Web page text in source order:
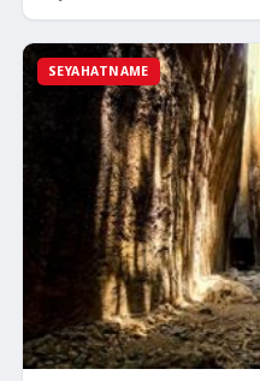
SEYAHATNAME